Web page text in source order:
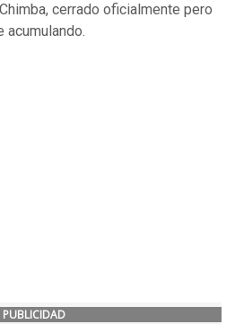
cerrado oficialmente pero
acumulando.
PUBLICIDAD